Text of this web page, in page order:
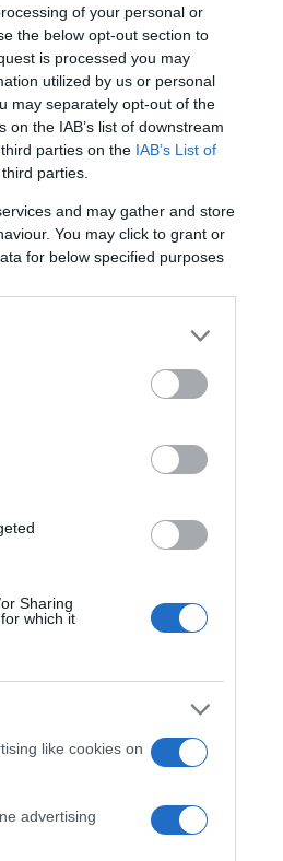
of your personal or
the below opt-out section to
is processed you may
utilized by us or personal
may separately opt-out of the
the IAB’s list of downstream
parties on the IAB’s List of
parties.
and may gather and store
You may click to grant or
for below specified purposes
Sharing
which it
like cookies on
advertising
succo
e lo
ore:
è
o
tutti!